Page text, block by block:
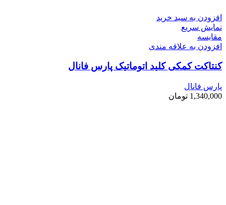
افزودن به سبد خرید
نمایش سریع
مقايسه
افزودن به علاقه مندی
کنتاکت کمکی کلید اتوماتیک پارس فانال
پارس فانال
1,340,000 تومان